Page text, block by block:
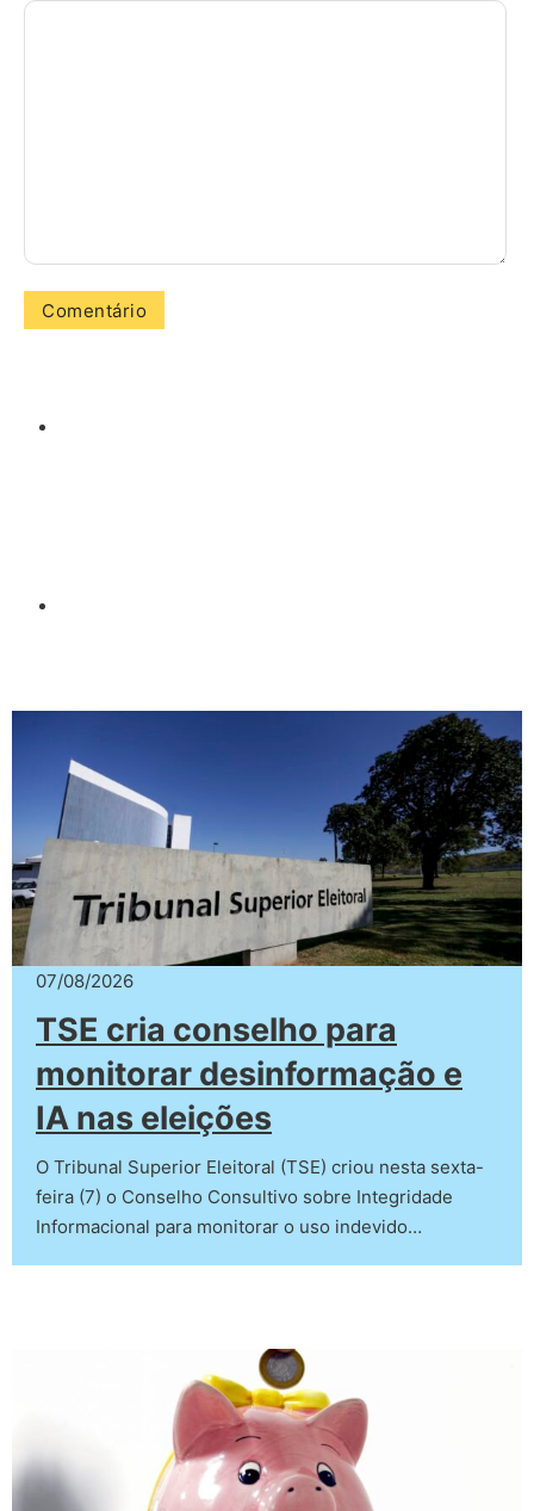
07/08/2026
TSE cria conselho para
monitorar desinformação e
IA nas eleições
O Tribunal Superior Eleitoral (TSE) criou nesta sexta-
feira (7) o Conselho Consultivo sobre Integridade
Informacional para monitorar o uso indevido…